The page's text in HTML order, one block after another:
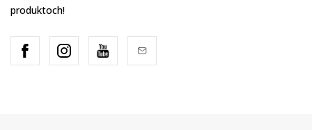
produktoch!